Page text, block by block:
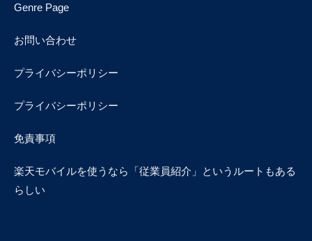
Genre Page
お問い合わせ
プライバシーポリシー
プライバシーポリシー
免責事項
楽天モバイルを使うなら「従業員紹介」というルートもある
らしい